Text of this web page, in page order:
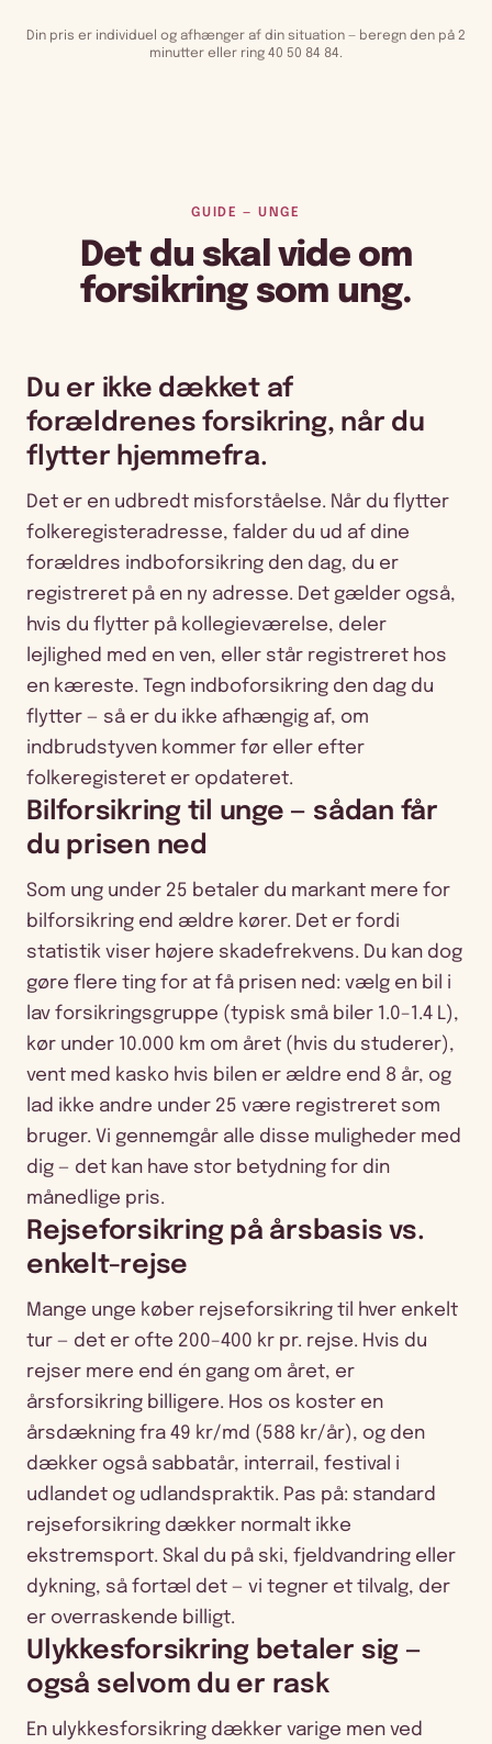
Din pris er individuel og afhænger af din situation — beregn den på 2
minutter eller ring 40 50 84 84.
GUIDE — UNGE
Det du skal vide om
forsikring som ung.
Du er ikke dækket af
forældrenes forsikring, når du
flytter hjemmefra.
Det er en udbredt misforståelse. Når du flytter
folkeregisteradresse, falder du ud af dine
forældres indboforsikring den dag, du er
registreret på en ny adresse. Det gælder også,
hvis du flytter på kollegieværelse, deler
lejlighed med en ven, eller står registreret hos
en kæreste. Tegn indboforsikring den dag du
flytter — så er du ikke afhængig af, om
indbrudstyven kommer før eller efter
folkeregisteret er opdateret.
Bilforsikring til unge — sådan får
du prisen ned
Som ung under 25 betaler du markant mere for
bilforsikring end ældre kører. Det er fordi
statistik viser højere skadefrekvens. Du kan dog
gøre flere ting for at få prisen ned: vælg en bil i
lav forsikringsgruppe (typisk små biler 1.0–1.4 L),
kør under 10.000 km om året (hvis du studerer),
vent med kasko hvis bilen er ældre end 8 år, og
lad ikke andre under 25 være registreret som
bruger. Vi gennemgår alle disse muligheder med
dig — det kan have stor betydning for din
månedlige pris.
Rejseforsikring på årsbasis vs.
enkelt-rejse
Mange unge køber rejseforsikring til hver enkelt
tur — det er ofte 200–400 kr pr. rejse. Hvis du
rejser mere end én gang om året, er
årsforsikring billigere. Hos os koster en
årsdækning fra 49 kr/md (588 kr/år), og den
dækker også sabbatår, interrail, festival i
udlandet og udlandspraktik. Pas på: standard
rejseforsikring dækker normalt ikke
ekstremsport. Skal du på ski, fjeldvandring eller
dykning, så fortæl det — vi tegner et tilvalg, der
er overraskende billigt.
Ulykkesforsikring betaler sig —
også selvom du er rask
En ulykkesforsikring dækker varige men ved